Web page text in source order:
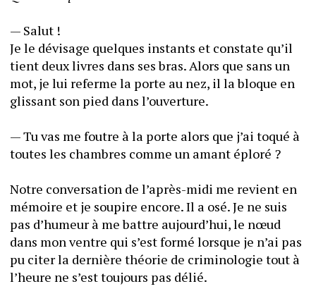
— Salut !
Je le dévisage quelques instants et constate qu’il
tient deux livres dans ses bras. Alors que sans un
mot, je lui referme la porte au nez, il la bloque en
glissant son pied dans l’ouverture.
— Tu vas me foutre à la porte alors que j’ai toqué à
toutes les chambres comme un amant éploré ?
Notre conversation de l’après-midi me revient en
mémoire et je soupire encore. Il a osé. Je ne suis
pas d’humeur à me battre aujourd’hui, le nœud
dans mon ventre qui s’est formé lorsque je n’ai pas
pu citer la dernière théorie de criminologie tout à
l’heure ne s’est toujours pas délié.